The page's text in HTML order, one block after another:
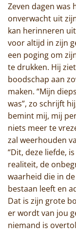
Zeven dagen
onverwacht uit
kan herinneren
voor altijd in zijn
een poging om
te drukken. Hij
boodschap aan
maken. “Mijn
was”, zo schrijft
bemint mij, mij
niets meer te
zal weerhouden
“Dit, deze liefde,
realiteit, de
waarheid die in
bestaan leeft en
Dat is zijn grote
er wordt van jou
niemand is